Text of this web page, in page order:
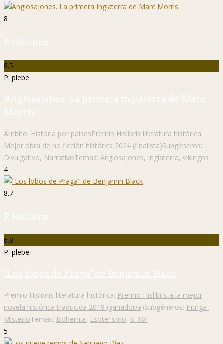
8
P. Hislibris
8.5
P. plebe
Anglosajones. La primera Inglaterra de Marc
Morris
Ámbito: Historia por paísesPremio Hislibris literatura histórica:
Mejor obra de no ficción histórica 2024 (finalista)Subgéneros:
Divulgativo, NarrativoTemas: Anglosajones, Inglaterra, vikingos
4
8.7
P. Hislibris
6.8
P. plebe
"Los lobos de Praga" de Benjamin Black
Premio Hislibris literatura histórica: Premio Hislibris a la mejor
novela histórica traducida 2019 (ganador/a)Subgéneros: Intriga-
MisterioTemas: Bohemia, Esoterismo, S. XVI
5